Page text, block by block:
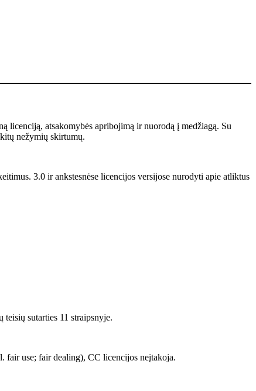
licenciją, atsakomybės apribojimą ir nuorodą į medžiagą. Su
nežymių skirtumų.
3.0 ir ankstesnėse licencijos versijose nurodyti apie atliktus
sutarties 11 straipsnyje.
fair use; fair dealing), CC licencijos neįtakoja.